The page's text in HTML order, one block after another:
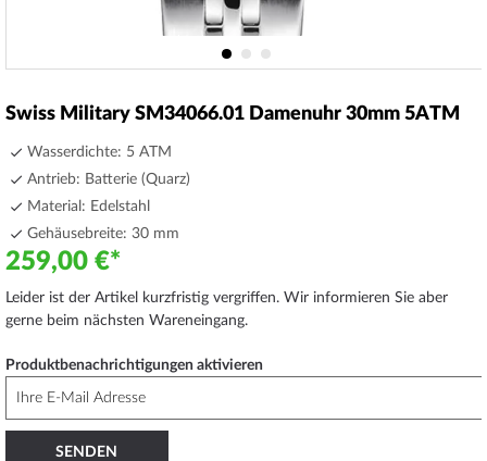
der
Bildergalerie
Swiss Military SM34066.01 Damenuhr 30mm 5ATM
Wasserdichte: 5 ATM
Antrieb: Batterie (Quarz)
Material: Edelstahl
Gehäusebreite: 30 mm
259,00 €
Leider ist der Artikel kurzfristig vergriffen. Wir informieren Sie aber
gerne beim nächsten Wareneingang.
Produktbenachrichtigungen aktivieren
SENDEN